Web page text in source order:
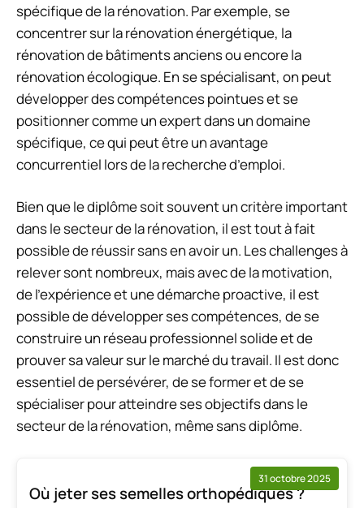
spécifique de la rénovation. Par exemple, se
concentrer sur la rénovation énergétique, la
rénovation de bâtiments anciens ou encore la
rénovation écologique. En se spécialisant, on peut
développer des compétences pointues et se
positionner comme un expert dans un domaine
spécifique, ce qui peut être un avantage
concurrentiel lors de la recherche d’emploi.
Bien que le diplôme soit souvent un critère important
dans le secteur de la rénovation, il est tout à fait
possible de réussir sans en avoir un. Les challenges à
relever sont nombreux, mais avec de la motivation,
de l’expérience et une démarche proactive, il est
possible de développer ses compétences, de se
construire un réseau professionnel solide et de
prouver sa valeur sur le marché du travail. Il est donc
essentiel de persévérer, de se former et de se
spécialiser pour atteindre ses objectifs dans le
secteur de la rénovation, même sans diplôme.
31 octobre 2025
Où jeter ses semelles orthopédiques ?